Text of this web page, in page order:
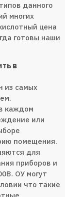
данного
многих
цена
готовы наши
в
из самых
каждом
или
помещения.
для
приборов и
ОУ могут
что такие